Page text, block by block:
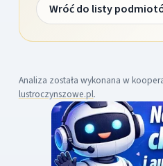
Wróć do listy
Analiza została wykonana w
lustroczynszowe.pl.